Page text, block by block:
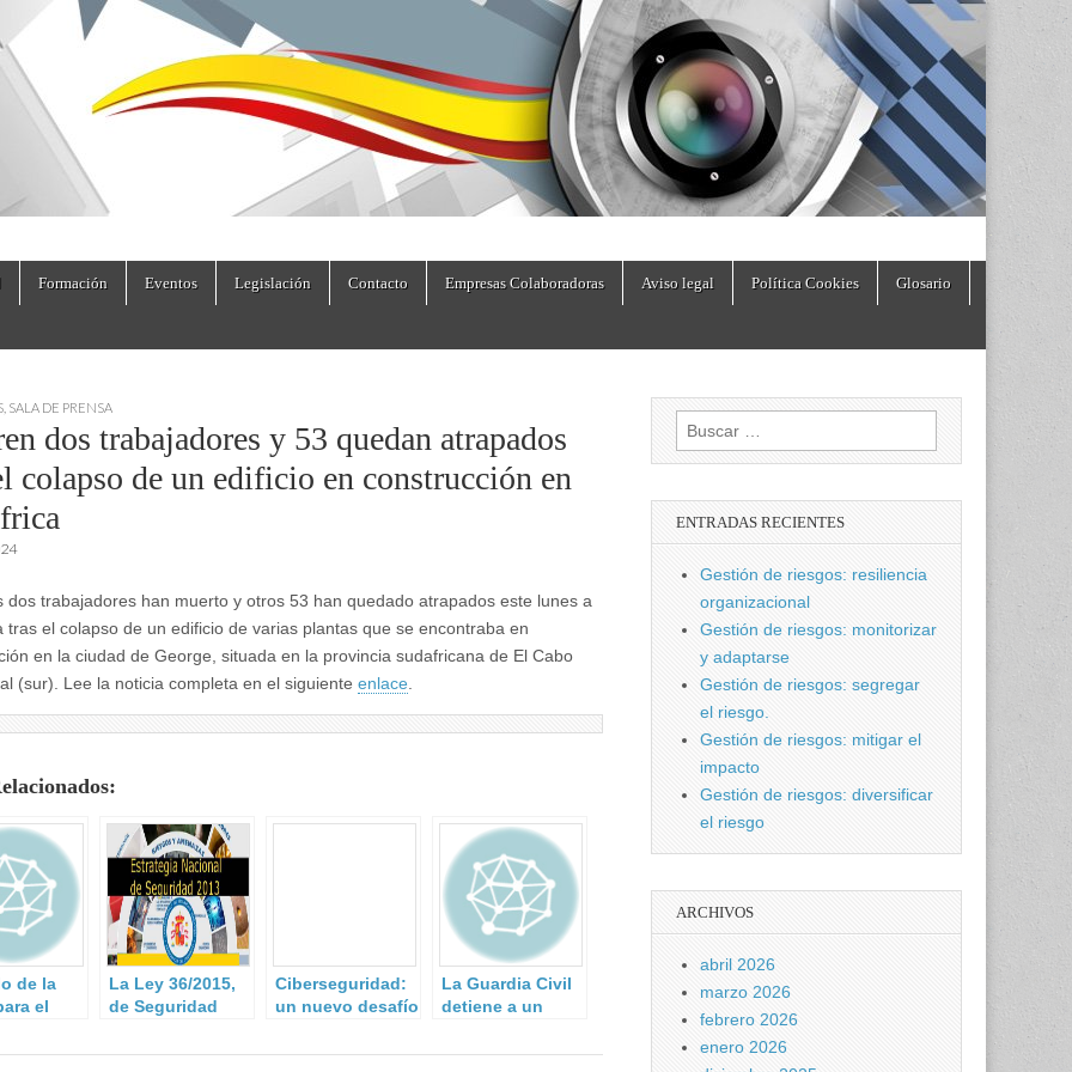
Formación Eventos Legislación Contacto Empresas Colaboradoras Aviso legal Política Cookies Glosario
SALA DE PRENSA
dos trabajadores y 53 quedan atrapados
colapso de un edificio en construcción en
dos trabajadores han muerto y otros 53 han quedado atrapados este lunes a
tras el colapso de un edificio de varias plantas que se encontraba en
en la ciudad de George, situada en la provincia sudafricana de El Cabo
(sur). Lee la noticia completa en el siguiente enlace.
de la
el
en las
La Ley 36/2015,
de Seguridad
Ciberseguridad:
un nuevo desafío
comunidad
La Guardia Civil
detiene a un
residente en
Buscar:
ENTRADAS RECIENTES
Gestión de riesgos: resiliencia
organizacional
Gestión de riesgos: monitorizar
y adaptarse
Gestión de riesgos: segregar
el riesgo.
Gestión de riesgos: mitigar el
impacto
Gestión de riesgos: diversificar
el riesgo
ARCHIVOS
abril 2026
marzo 2026
febrero 2026
enero 2026